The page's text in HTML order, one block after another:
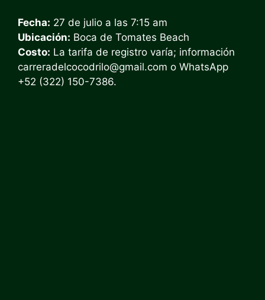
Fecha: 27 de julio a las 7:15 am
Ubicación: Boca de Tomates Beach
Costo: La tarifa de registro varía; información
carreradelcocodrilo@gmail.com o WhatsApp
+52 (322) 150-7386.